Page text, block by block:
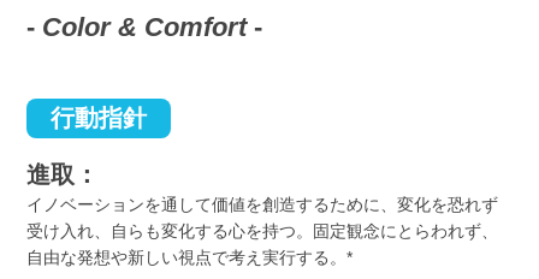
- Color & Comfort-
行動指針
進取：
イノベーションを通して価値を創造するために、変化を恐れず
受け入れ、自らも変化する心を持つ。固定観念にとらわれず、
自由な発想や新しい視点で考え実行する。*